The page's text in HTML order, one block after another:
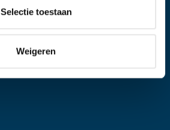
Selectie toestaan
Weigeren